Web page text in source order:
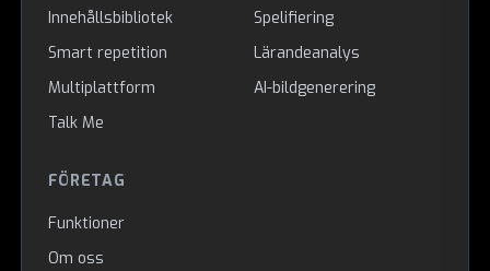
Innehållsbibliotek
Spelifiering
Smart repetition
Lärandeanalys
Multiplattform
AI-bildgenerering
Talk Me
FÖRETAG
Funktioner
Om oss